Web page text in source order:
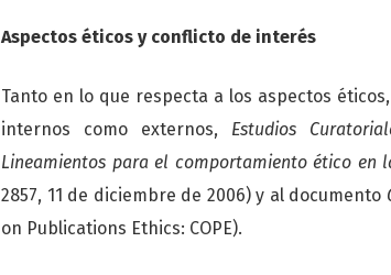
Aspectos éticos y conflicto de interés
Tanto en lo que respecta a los aspectos
internos como externos, Estudios
Lineamientos para el comportamiento ético en
2857, 11 de diciembre de 2006) y al documento
on Publications Ethics: COPE).